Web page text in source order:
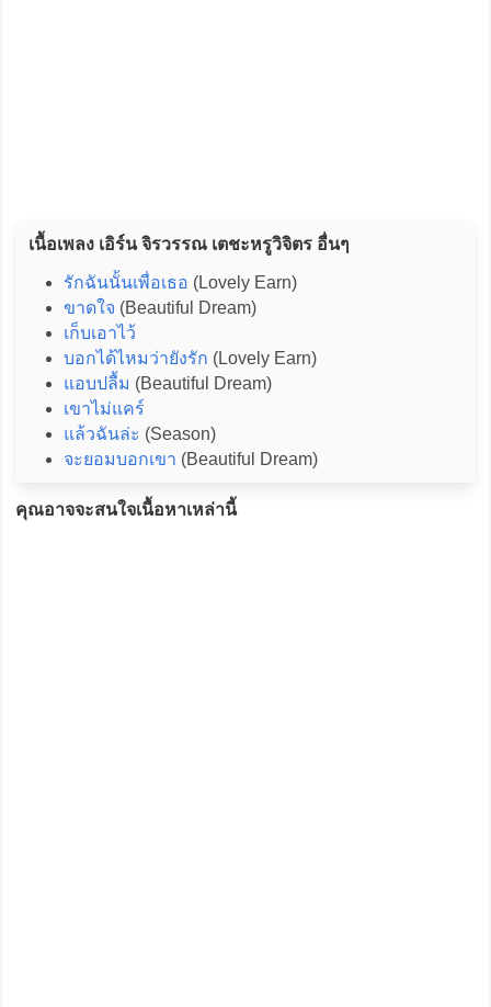
เนื้อเพลง เอิร์น จิรวรรณ เตชะหรูวิจิตร อื่นๆ
รักฉันนั้นเพื่อเธอ (Lovely Earn)
ขาดใจ (Beautiful Dream)
เก็บเอาไว้
บอกได้ไหมว่ายังรัก (Lovely Earn)
แอบปลื้ม (Beautiful Dream)
เขาไม่แคร์
แล้วฉันล่ะ (Season)
จะยอมบอกเขา (Beautiful Dream)
คุณอาจจะสนใจเนื้อหาเหล่านี้